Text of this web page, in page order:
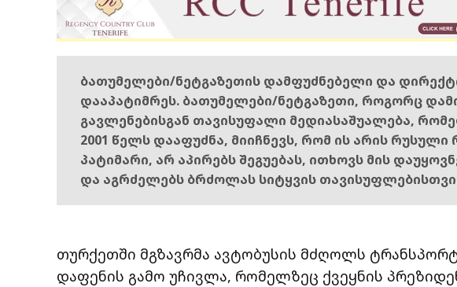
ბათუმელები/ნეტგაზეთის დამფუძნებელი და
დააპატიმრეს. ბათუმელები/ნეტგაზეთი, როგორც
გავლენებისგან თავისუფალი მედიასაშუალება,
2001 წელს დააფუძნა, მიიჩნევს, რომ ის არის რუსული
პატიმარი, არ აპირებს შეგუებას, ითხოვს მის
და აგრძელებს ბრძოლას სიტყვის
თურქეთში მგზავრმა ავტობუსის მძღოლს
დაფენის გამო უჩივლა, რომელზეც ქვეყნის